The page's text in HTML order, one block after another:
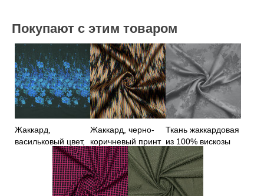
Покупают с этим товаром
Жаккард,
васильковый цвет,
Жаккард, черно-
коричневый принт
Ткань жаккардовая
из 100% вискозы